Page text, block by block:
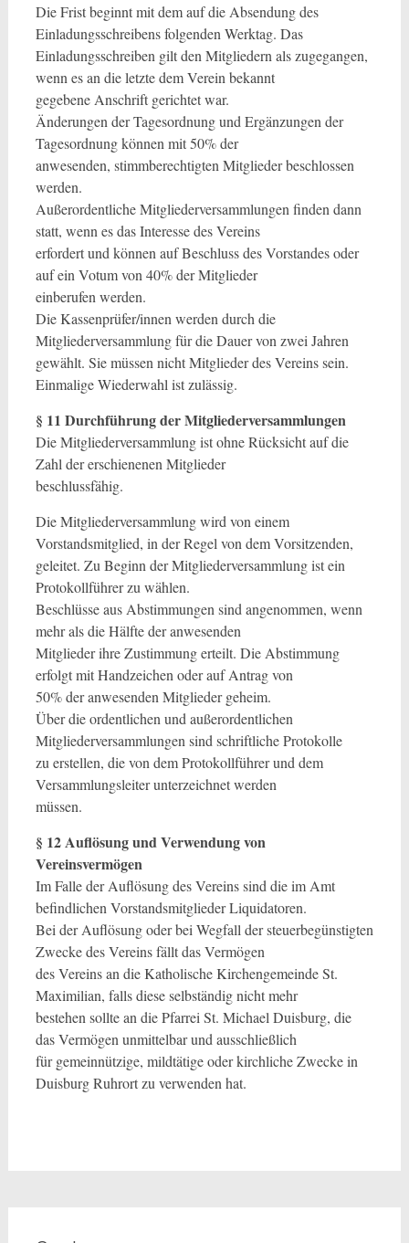
Die Frist beginnt mit dem auf die Absendung des
Einladungsschreibens folgenden Werktag. Das
Einladungsschreiben gilt den Mitgliedern als zugegangen,
wenn es an die letzte dem Verein bekannt
gegebene Anschrift gerichtet war.
Änderungen der Tagesordnung und Ergänzungen der
Tagesordnung können mit 50% der
anwesenden, stimmberechtigten Mitglieder beschlossen
werden.
Außerordentliche Mitgliederversammlungen finden dann
statt, wenn es das Interesse des Vereins
erfordert und können auf Beschluss des Vorstandes oder
auf ein Votum von 40% der Mitglieder
einberufen werden.
Die Kassenprüfer/innen werden durch die
Mitgliederversammlung für die Dauer von zwei Jahren
gewählt. Sie müssen nicht Mitglieder des Vereins sein.
Einmalige Wiederwahl ist zulässig.
§ 11 Durchführung der Mitgliederversammlungen
Die Mitgliederversammlung ist ohne Rücksicht auf die
Zahl der erschienenen Mitglieder
beschlussfähig.
Die Mitgliederversammlung wird von einem
Vorstandsmitglied, in der Regel von dem Vorsitzenden,
geleitet. Zu Beginn der Mitgliederversammlung ist ein
Protokollführer zu wählen.
Beschlüsse aus Abstimmungen sind angenommen, wenn
mehr als die Hälfte der anwesenden
Mitglieder ihre Zustimmung erteilt. Die Abstimmung
erfolgt mit Handzeichen oder auf Antrag von
50% der anwesenden Mitglieder geheim.
Über die ordentlichen und außerordentlichen
Mitgliederversammlungen sind schriftliche Protokolle
zu erstellen, die von dem Protokollführer und dem
Versammlungsleiter unterzeichnet werden
müssen.
§ 12 Auflösung und Verwendung von
Vereinsvermögen
Im Falle der Auflösung des Vereins sind die im Amt
befindlichen Vorstandsmitglieder Liquidatoren.
Bei der Auflösung oder bei Wegfall der steuerbegünstigten
Zwecke des Vereins fällt das Vermögen
des Vereins an die Katholische Kirchengemeinde St.
Maximilian, falls diese selbständig nicht mehr
bestehen sollte an die Pfarrei St. Michael Duisburg, die
das Vermögen unmittelbar und ausschließlich
für gemeinnützige, mildtätige oder kirchliche Zwecke in
Duisburg Ruhrort zu verwenden hat.